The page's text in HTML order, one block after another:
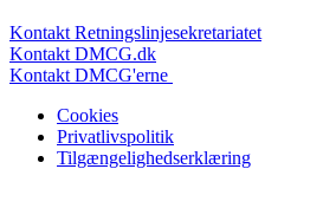
Kontakt Retningslinjesekretariatet
Kontakt DMCG.dk
Kontakt DMCG'erne
Cookies
Privatlivspolitik
Tilgængelighedserklæring